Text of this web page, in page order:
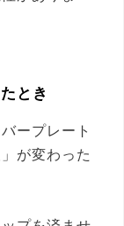
とき
ープレート
が変わった